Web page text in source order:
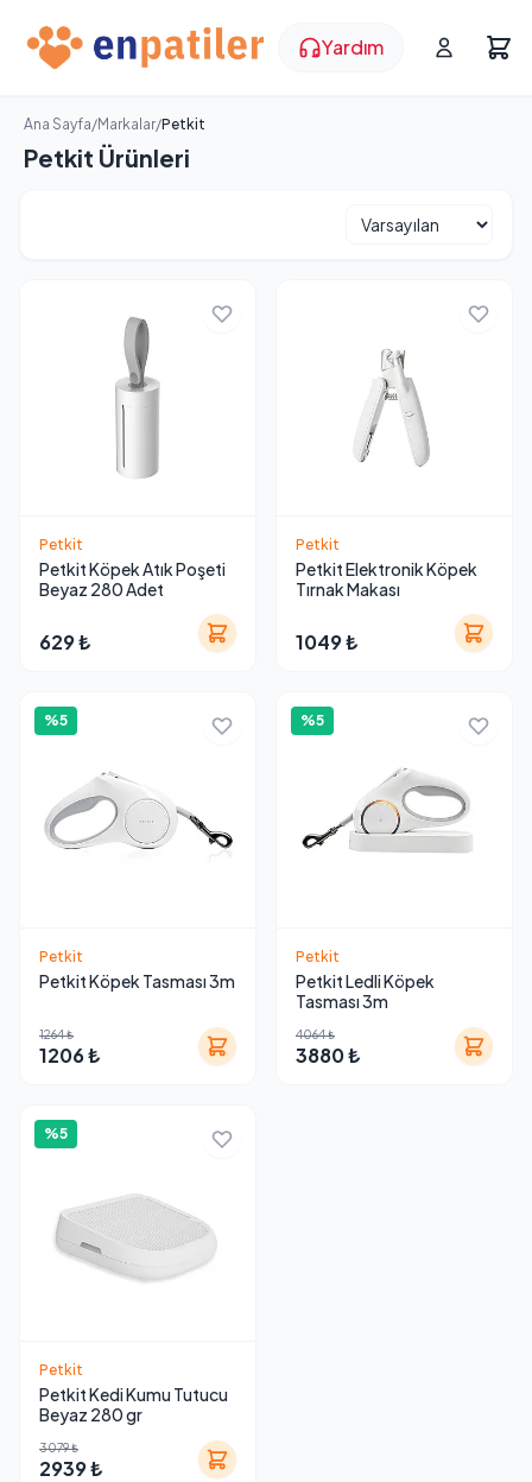
Yardım
Ana Sayfa/Markalar/Petkit
Petkit Ürünleri
Petkit
Petkit Köpek Atık Poşeti
Beyaz 280 Adet
629 ₺
Petkit
Petkit Elektronik Köpek
Tırnak Makası
1049 ₺
%5
Petkit
Petkit Köpek Tasması 3m
1264 ₺
1206 ₺
%5
Petkit
Petkit Ledli Köpek
Tasması 3m
4064 ₺
3880 ₺
%5
Petkit
Petkit Kedi Kumu Tutucu
Beyaz 280 gr
3079 ₺
2939 ₺